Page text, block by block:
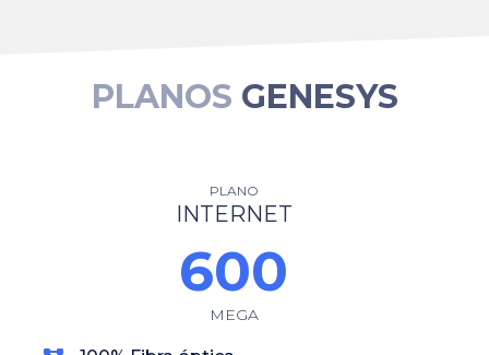
PLANOS GENESYS
PLANO
INTERNET
600
MEGA